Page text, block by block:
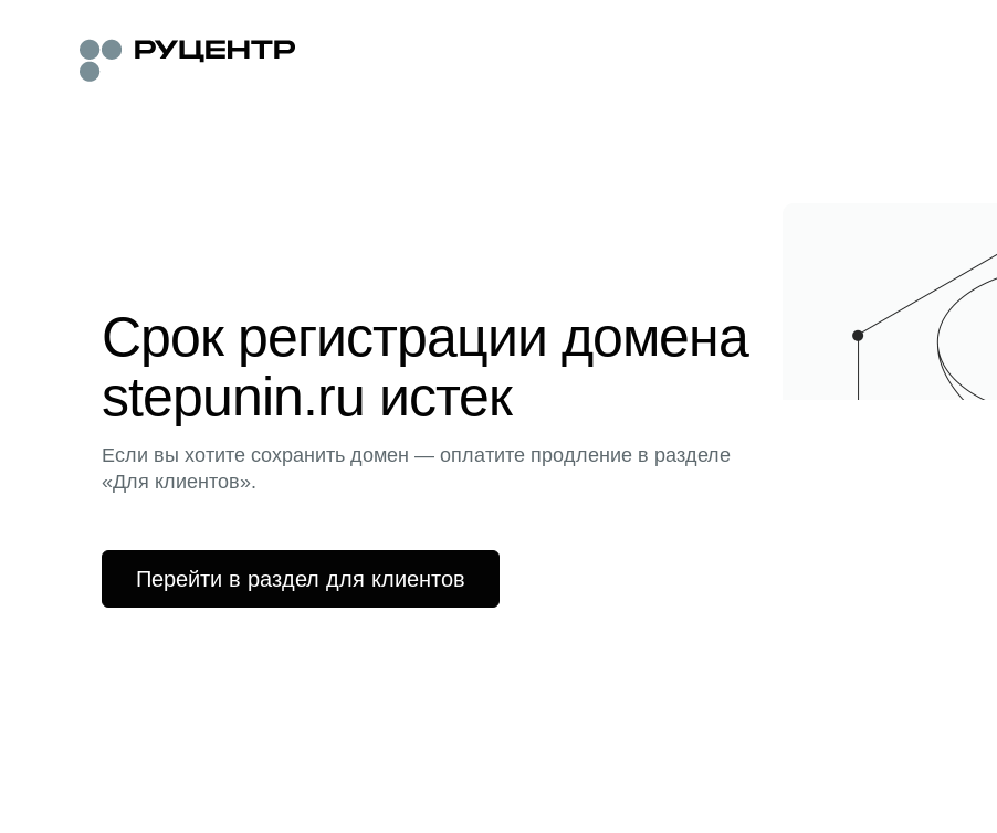
Срок регистрации домена
stepunin.ru истек
Если вы хотите сохранить домен — оплатите продление в разделе
«Для клиентов».
Перейти в раздел для клиентов